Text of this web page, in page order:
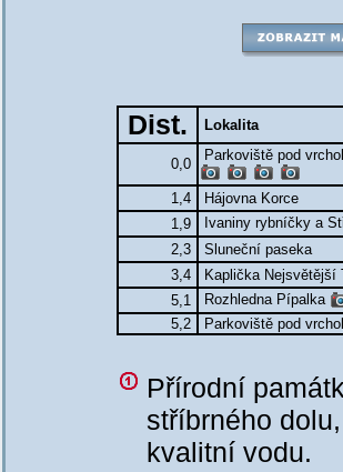
Dist. Lokalita
0,0
Parkoviště pod
1,4
Hájovna Korce
1,9
Ivaniny rybníčky a
2,3
Sluneční paseka
3,4
Kaplička
5,1
Rozhledna Pípalka
5,2
Parkoviště pod
Přírodní
stříbrného
kvalitní vodu.